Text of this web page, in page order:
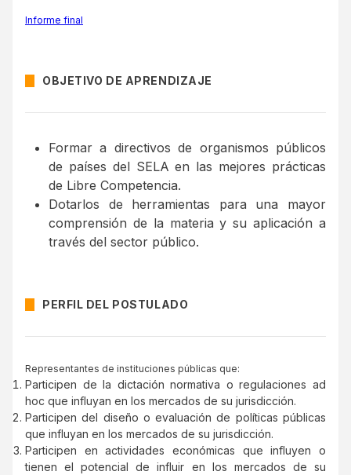
Informe final
OBJETIVO DE APRENDIZAJE
Formar a directivos de organismos públicos
de países del SELA en las mejores prácticas
de Libre Competencia.
Dotarlos de herramientas para una mayor
comprensión de la materia y su aplicación a
través del sector público.
PERFIL DEL POSTULADO
Representantes de instituciones públicas que:
Participen de la dictación normativa o regulaciones ad
hoc que influyan en los mercados de su jurisdicción.
Participen del diseño o evaluación de políticas públicas
que influyan en los mercados de su jurisdicción.
Participen en actividades económicas que influyen o
tienen el potencial de influir en los mercados de su